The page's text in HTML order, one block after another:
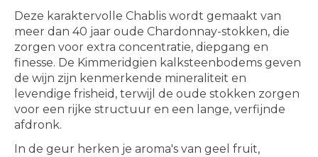
Deze karaktervolle Chablis wordt gemaakt van
meer dan 40 jaar oude Chardonnay-stokken, die
zorgen voor extra concentratie, diepgang en
finesse. De Kimmeridgien kalksteenbodems geven
de wijn zijn kenmerkende mineraliteit en
levendige frisheid, terwijl de oude stokken zorgen
voor een rijke structuur en een lange, verfijnde
afdronk.
In de geur herken je aroma's van geel fruit,